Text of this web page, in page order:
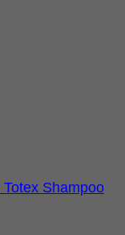
Shampoo